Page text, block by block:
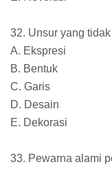
32. Unsur yang
A. Ekspresi
B. Bentuk
C. Garis
D. Desain
E. Dekorasi
33. Pewarna alami